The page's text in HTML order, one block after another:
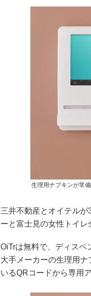
生理用ナプキンが常
三井不動産とオイテル
ーと富士見の女性トイレ
OiTrは無料で、ディスペ
大手メーカーの生理用
いるQRコードから専用